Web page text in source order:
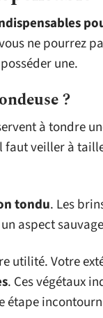
ne pourrez
une.
?
à tondre
faut veiller à
tondu. Les
aspect
utilité. Votre
. Ces végétaux
étape